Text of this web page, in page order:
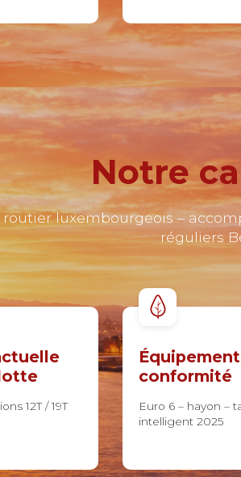
Notre
routier luxembourgeois –
12T / 19T
conformité
Euro 6 – hayon –
intelligent 2025